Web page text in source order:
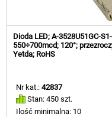
Dioda LED; A-3528U51GC-
550÷700mcd; 120°;
Yetda; RoHS
Nr kat.:42837
Stan: 450 szt.
Ilość minimalna: 10